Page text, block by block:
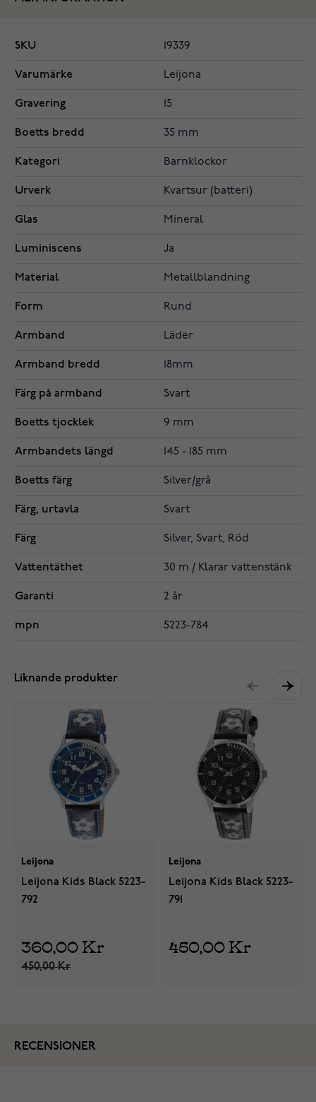
SKU 19339
Varumärke Leijona
Gravering 15
Boetts bredd 35 mm
Kategori Barnklockor
Urverk Kvartsur (batteri)
Glas Mineral
Luminiscens Ja
Material Metallblandning
Form Rund
Armband Läder
Armband bredd 18mm
Färg på armband Svart
Boetts tjocklek 9 mm
Armbandets längd 145 - 185 mm
Boetts färg Silver/grå
Färg, urtavla Svart
Färg Silver, Svart, Röd
Vattentäthet 30 m / Klarar vattenstänk
Garanti 2 år
mpn 5223-784
Liknande produkter
Leijona
Leijona Kids Black 5223-
792
360,00 Kr
450,00 Kr
Leijona
Leijona Kids Black 5223-
791
450,00 Kr
RECENSIONER